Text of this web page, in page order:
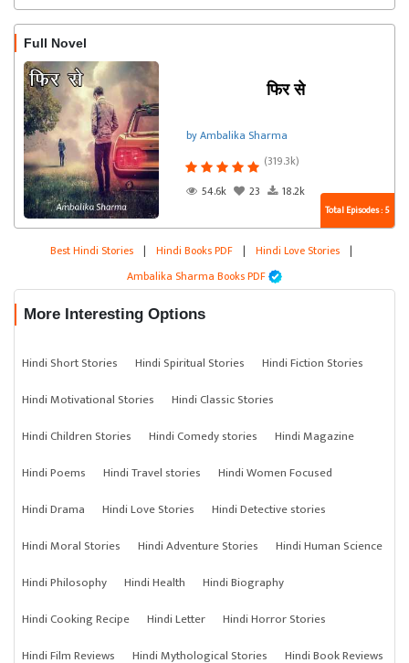
Full Novel
फिर से
by Ambalika Sharma
(319.3k)
54.6k
23 18.2k
Total Episodes : 5
Best Hindi Stories | Hindi Books PDF | Hindi Love Stories |
Ambalika Sharma Books PDF
More Interesting Options
Hindi Short Stories Hindi Spiritual Stories
Hindi Fiction Stories
Hindi Motivational Stories
Hindi Classic Stories
Hindi Children Stories
Hindi Comedy stories
Hindi Magazine
Hindi Poems
Hindi Travel stories
Hindi Women Focused
Hindi Drama
Hindi Love Stories
Hindi Detective stories
Hindi Moral Stories
Hindi Adventure Stories
Hindi Human Science
Hindi Philosophy
Hindi Health
Hindi Biography
Hindi Cooking Recipe
Hindi Letter
Hindi Horror Stories
Hindi Film Reviews
Hindi Mythological Stories Hindi Book Reviews